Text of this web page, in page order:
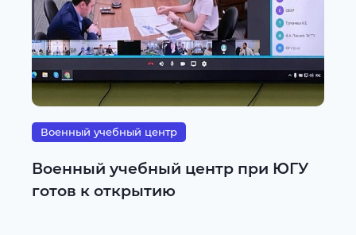
Военный учебный центр
Военный учебный центр при ЮГУ
готов к открытию